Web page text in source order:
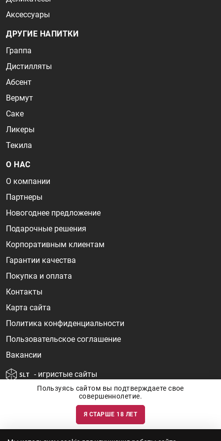
Аксессуары
ДРУГИЕ НАПИТКИ
Граппа
Дистилляты
Абсент
Вермут
Саке
Ликеры
Текила
О НАС
О компании
Партнеры
Новогоднее предложение
Подарочные решения
Корпоративным клиентам
Гарантии качества
Покупка и оплата
Контакты
Карта сайта
Политика конфиденциальности
Пользовательское соглашение
Вакансии
- игристые сайты
Информация о ценах и наличии товаров носит ознакомительный
характер и может быть не точной. Цены на импортные товары особенно
актуальности наличия товаров и цен вы так же можете уточнить по
Пользуясь сайтом вы подтверждаете свое
совершеннолетие.
Я СТАРШЕ 18 ЛЕТ